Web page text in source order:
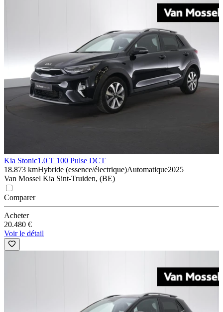
Kia Stonic1.0 T 100 Pulse DCT
18.873 kmHybride (essence/électrique)Automatique2025
Van Mossel Kia Sint-Truiden, (BE)
Comparer
Acheter
20.480 €
Voir le détail